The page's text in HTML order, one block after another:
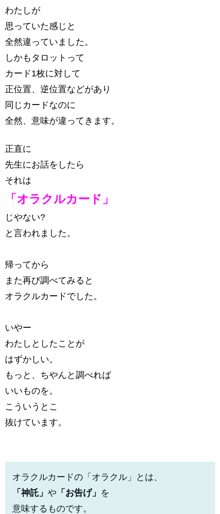
わたしが
思っていた感じと
全然違っていました。
しかもタロットって
カード1枚に対して
正位置、逆位置などがあり
同じカードなのに
全然、意味が違ってきます。
正直に
先生にお話をしたら
それは
「オラクルカード」
じやない?
と言われました。
帰ってから
また再び調べてみると
オラクルカードでした。
いやー
わたしとしたことが
はずかしい。
もっと、ちやんと調べれば
いいものを。
こういうとこ
抜けています。
オラクルカードの「オラクル」とは、
「神託」 や 「お告げ」 を
意味するものです。